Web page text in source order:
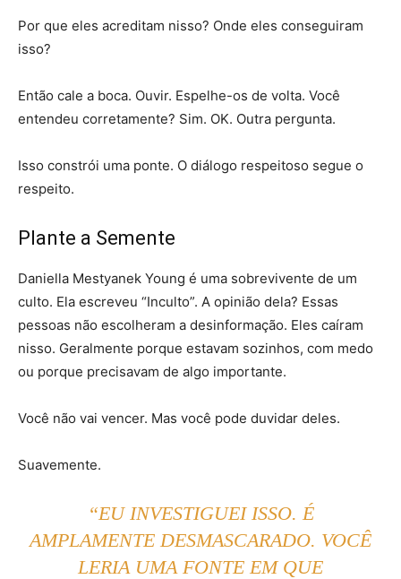
Por que eles acreditam nisso? Onde eles conseguiram
isso?
Então cale a boca. Ouvir. Espelhe-os de volta. Você
entendeu corretamente? Sim. OK. Outra pergunta.
Isso constrói uma ponte. O diálogo respeitoso segue o
respeito.
Plante a Semente
Daniella Mestyanek Young é uma sobrevivente de um
culto. Ela escreveu “Inculto”. A opinião dela? Essas
pessoas não escolheram a desinformação. Eles caíram
nisso. Geralmente porque estavam sozinhos, com medo
ou porque precisavam de algo importante.
Você não vai vencer. Mas você pode duvidar deles.
Suavemente.
“EU INVESTIGUEI ISSO. É
AMPLAMENTE DESMASCARADO. VOCÊ
LERIA UMA FONTE EM QUE